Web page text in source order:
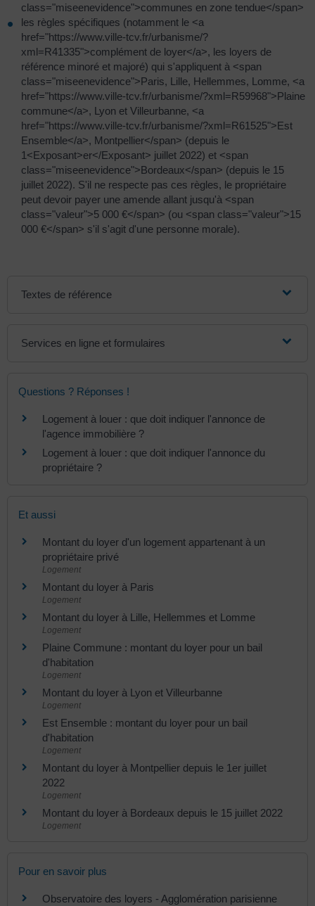
class="miseenevidence">communes en zone tendue</span>
les règles spécifiques (notamment le <a
href="https://www.ville-tcv.fr/urbanisme/?
xml=R41335">complément de loyer</a>, les loyers de
référence minoré et majoré) qui s'appliquent à <span
class="miseenevidence">Paris, Lille, Hellemmes, Lomme, <a
href="https://www.ville-tcv.fr/urbanisme/?xml=R59968">Plaine
commune</a>, Lyon et Villeurbanne, <a
href="https://www.ville-tcv.fr/urbanisme/?xml=R61525">Est
Ensemble</a>, Montpellier</span> (depuis le
1<Exposant>er</Exposant> juillet 2022) et <span
class="miseenevidence">Bordeaux</span> (depuis le 15
juillet 2022). S'il ne respecte pas ces règles, le propriétaire
peut devoir payer une amende allant jusqu'à <span
class="valeur">5 000 €</span> (ou <span class="valeur">15
000 €</span> s'il s'agit d'une personne morale).
Textes de référence
Services en ligne et formulaires
Questions ? Réponses !
Logement à louer : que doit indiquer l'annonce de
l'agence immobilière ?
Logement à louer : que doit indiquer l'annonce du
propriétaire ?
Et aussi
Montant du loyer d'un logement appartenant à un
propriétaire privé
Logement
Montant du loyer à Paris
Logement
Montant du loyer à Lille, Hellemmes et Lomme
Logement
Plaine Commune : montant du loyer pour un bail
d'habitation
Logement
Montant du loyer à Lyon et Villeurbanne
Logement
Est Ensemble : montant du loyer pour un bail
d'habitation
Logement
Montant du loyer à Montpellier depuis le 1er juillet
2022
Logement
Montant du loyer à Bordeaux depuis le 15 juillet 2022
Logement
Pour en savoir plus
Observatoire des loyers - Agglomération parisienne